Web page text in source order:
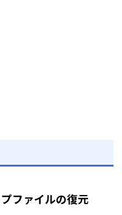
ファイルの復元